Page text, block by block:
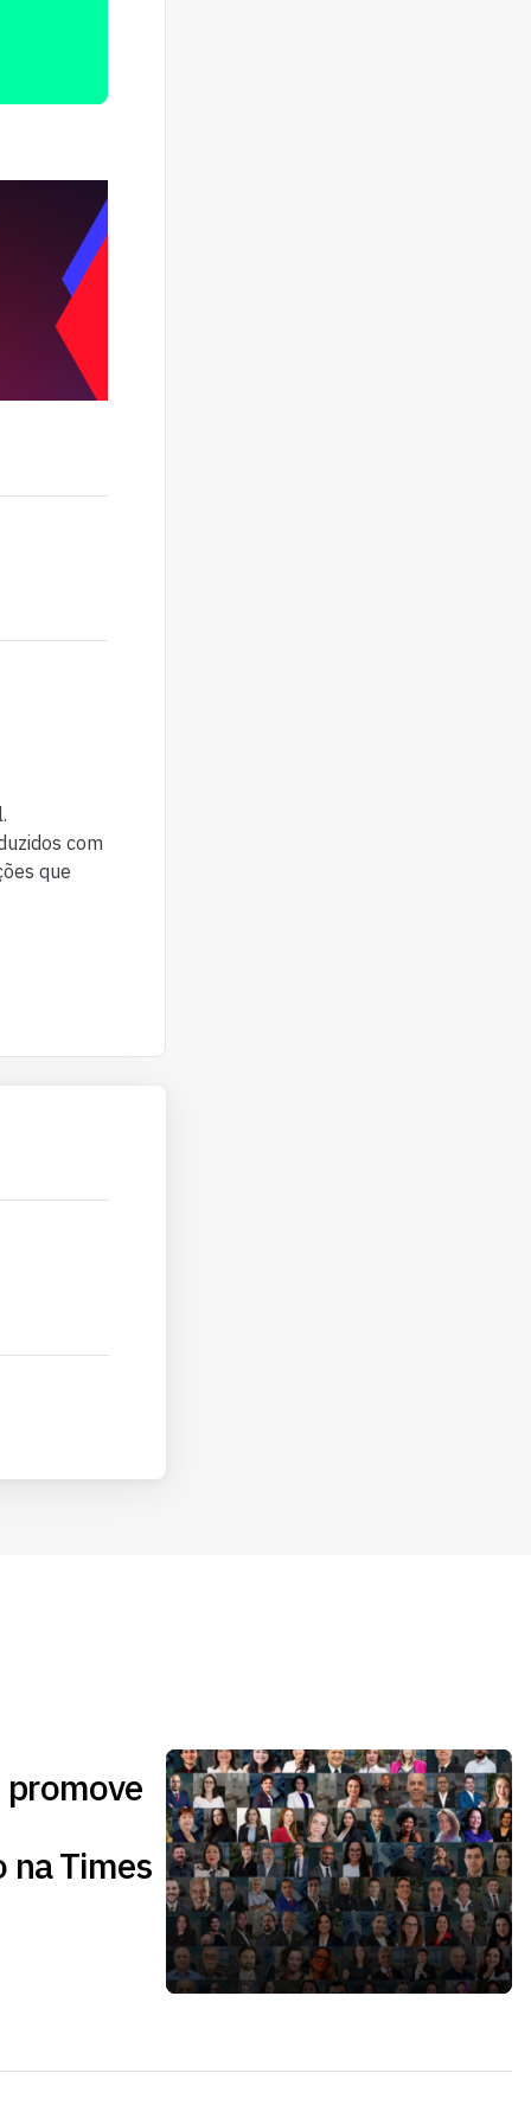
com
que
promove
na Times